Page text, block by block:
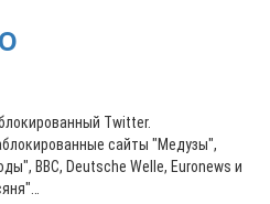
Twitter.
сайты "Медузы",
BBC, Deutsche Welle, Euronews и